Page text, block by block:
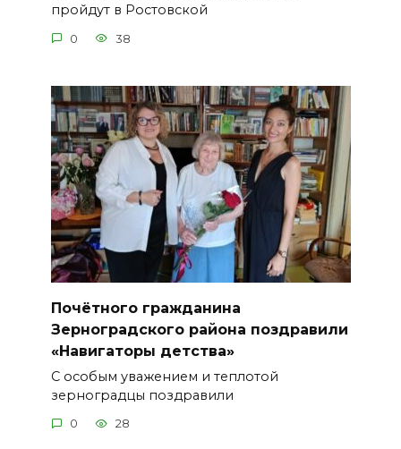
пройдут в Ростовской
0 38
Почётного гражданина
Зерноградского района поздравили
«Навигаторы детства»
С особым уважением и теплотой
зерноградцы поздравили
0 28